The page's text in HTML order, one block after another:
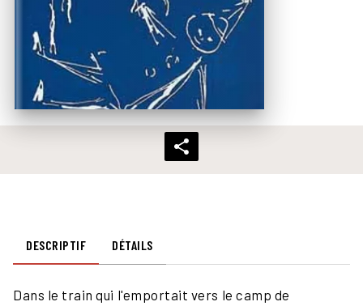
DESCRIPTIF DÉTAILS
Dans le train qui l'emportait vers le camp de